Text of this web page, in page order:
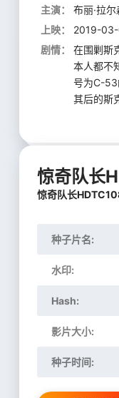
主演：
布丽·拉尔
上映：
2019-03-
剧情：
在围剿斯
本人都不
号为C-53
其后的斯
惊奇队长
惊奇队长
种子片名:
水印:
Hash:
影片大小:
种子时间: